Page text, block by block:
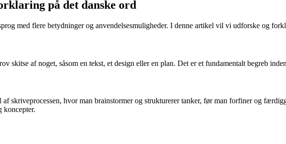
på det danske ord
med flere betydninger og anvendelsesmuligheder. I denne artikel vil vi udforske og
skitse af noget, såsom en tekst, et design eller en plan. Det er et fundamentalt begreb
skriveprocessen, hvor man brainstormer og strukturerer tanker, før man forfiner og
koncepter.